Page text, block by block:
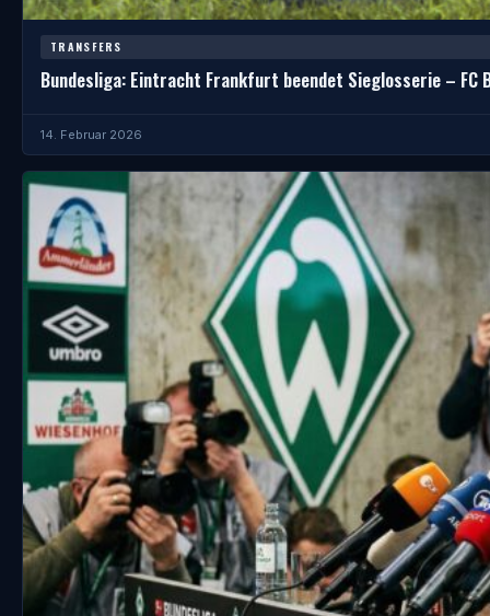
TRANSFERS
Bundesliga: Eintracht Frankfurt beendet Sieglosserie – FC
14. Februar 2026